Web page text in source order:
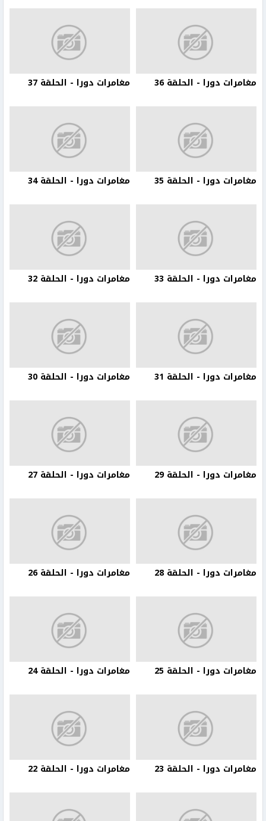
مغامرات دورا - الحلقة 36 مغامرات دورا - الحلقة 37
مغامرات دورا - الحلقة 35 مغامرات دورا - الحلقة 34
مغامرات دورا - الحلقة 33 مغامرات دورا - الحلقة 32
مغامرات دورا - الحلقة 31 مغامرات دورا - الحلقة 30
مغامرات دورا - الحلقة 29 مغامرات دورا - الحلقة 27
مغامرات دورا - الحلقة 28 مغامرات دورا - الحلقة 26
مغامرات دورا - الحلقة 25 مغامرات دورا - الحلقة 24
مغامرات دورا - الحلقة 23 مغامرات دورا - الحلقة 22